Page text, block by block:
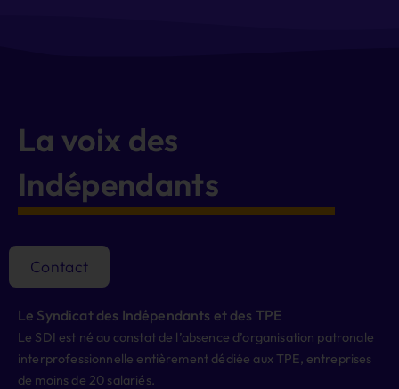
La voix des
Indépendants
Contact
Le Syndicat des Indépendants et des TPE
Le SDI est né au constat de l’absence d’organisation patronale
interprofessionnelle entièrement dédiée aux TPE, entreprises
de moins de 20 salariés.